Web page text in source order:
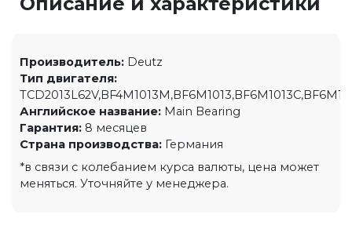
Производитель: Deutz
Тип двигателя:
Английское название: Main Bearing
Гарантия: 8 месяцев
Страна производства: Германия
*в связи с колебанием курса валюты, цена может
меняться. Уточняйте у менеджера.